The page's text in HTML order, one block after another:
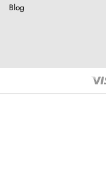
Blog